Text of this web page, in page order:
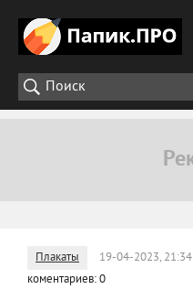
Плакаты 19-04-2023, 21:34
коментариев: 0